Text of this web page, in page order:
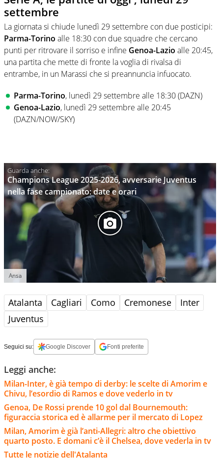
settembre
La giornata si chiude lunedì 29 settembre con due posticipi:
Parma-Torino alle 18:30 con due squadre che cercano
punti per ritrovare il sorriso e infine Genoa-Lazio alle 20:45,
una partita che mette di fronte la voglia di rivalsa di
entrambe, in un Marassi che si preannuncia infuocato.
Parma-Torino, lunedì 29 settembre alle 18:30 (DAZN)
Genoa-Lazio, lunedì 29 settembre alle 20:45
(DAZN/NOW/SKY)
Champions League 2025-2026, avversarie Juventus
nella fase campionato: date e orari
Ansa
Atalanta Cagliari Como Cremonese
Inter
Juventus
Seguici su: Google Discover Fonti preferite
Leggi anche:
Milan-Inter, è già tempo di derby: le scelte di Amorim e
Chivu, l’esordio di Ramos e dove vederlo in tv
Genoa, De Rossi prende 10 gol dal Bournemouth:
figuraccia storica ed è allarme per il mercato di Lopez
Milan, Amorim è già l’anti-Allegri: altro che obiettivo
quarto posto. E domani c’è il Chelsea, dove vederla in tv
Tutte le notizie dell'Atalanta